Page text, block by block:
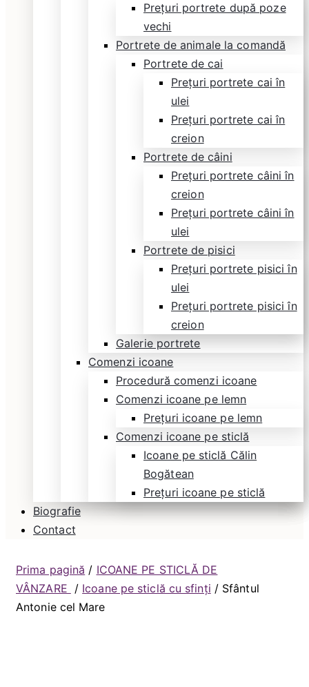
Prețuri portrete după poze
vechi
Portrete de animale la comandă
Portrete de cai
Prețuri portrete cai în
ulei
Prețuri portrete cai în
creion
Portrete de câini
Prețuri portrete câini în
creion
Prețuri portrete câini în
ulei
Portrete de pisici
Prețuri portrete pisici în
ulei
Prețuri portrete pisici în
creion
Galerie portrete
Comenzi icoane
Procedură comenzi icoane
Comenzi icoane pe lemn
Prețuri icoane pe lemn
Comenzi icoane pe sticlă
Icoane pe sticlă Călin
Bogătean
Prețuri icoane pe sticlă
Biografie
Contact
Prima pagină / ICOANE PE STICLĂ DE
VÂNZARE / Icoane pe sticlă cu sfinți / Sfântul
Antonie cel Mare